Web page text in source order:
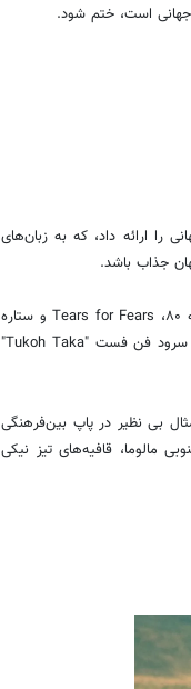
جهانی است، ختم شود.
جهانی را ارائه داد، که به زبان‌های
جذاب باشد.
بیشتر آنها ناموفق بودند (از جمله یک همکاری عجیب بین افسانه‌های سینث-پاپ دهه ۸۰، Tears for Fears و ستاره
ترپ آتلانتا، لیل بیبی، که مانند یک کابوس بود)، اما یک آهنگ به وضوح متمایز بود؛ سرود فن فست "Tukoh Taka"
بی نظیر در پاپ بین‌فرهنگی
مالوما، قافیه‌های تیز نیکی